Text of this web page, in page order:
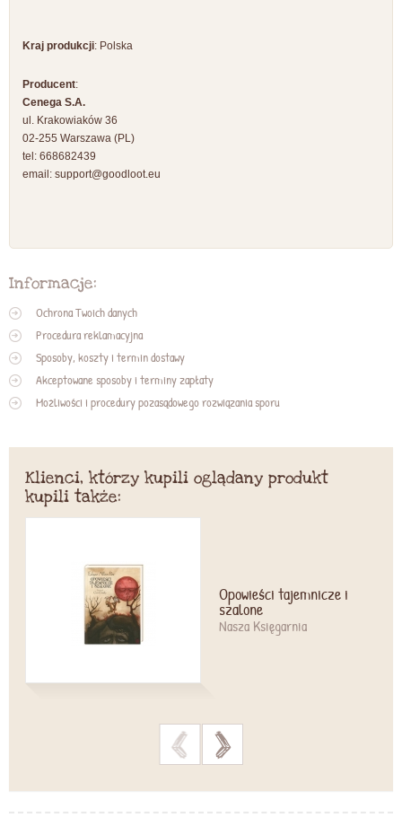
Kraj produkcji: Polska
Producent:
Cenega S.A.
ul. Krakowiaków 36
02-255 Warszawa (PL)
tel: 668682439
email: support@goodloot.eu
Informacje:
Ochrona Twoich danych
Procedura reklamacyjna
Sposoby, koszty i termin dostawy
Akceptowane sposoby i terminy zapłaty
Możliwości i procedury pozasądowego rozwiązania sporu
Klienci, którzy kupili oglądany produkt
kupili także:
Opowieści tajemnicze i
szalone
Nasza Księgarnia
> >